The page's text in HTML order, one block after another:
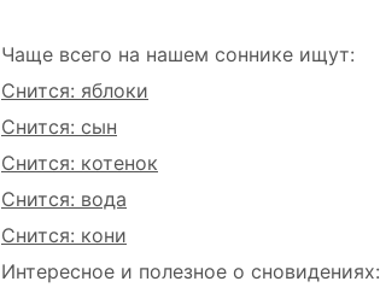
Чаще всего на нашем соннике ищут:
Снится: яблоки
Снится: сын
Снится: котенок
Снится: вода
Снится: кони
Интересное и полезное о сновидениях: